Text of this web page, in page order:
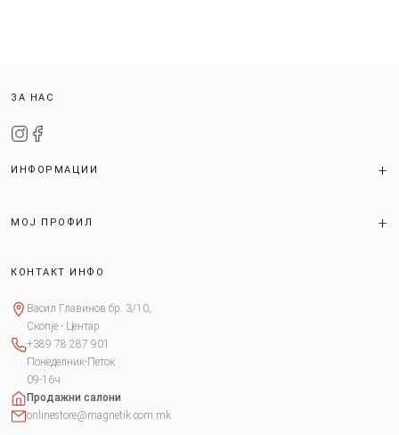
ЗА НАС
ИНФОРМАЦИИ
МОЈ ПРОФИЛ
КОНТАКТ ИНФО
Васил Главинов бр. 3/10,
Скопје - Центар
+389 78 287 901
Понеделник-Петок
09-16ч
Продажни салони
onlinestore@magnetik.com.mk